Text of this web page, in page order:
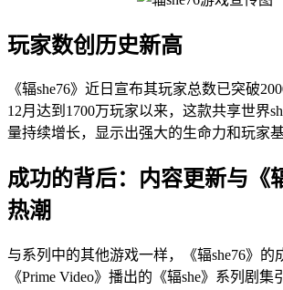
玩家数创历史新高
《辐she76》近日宣布其玩家总数已突破
12月达到1700万玩家以来，这款共享世界
量持续增长，显示出强大的生命力和玩家基
成功的背后：内容更新与《
热潮
与系列中的其他游戏一样，《辐she76》的
《Prime Video》播出的《辐she》系列剧